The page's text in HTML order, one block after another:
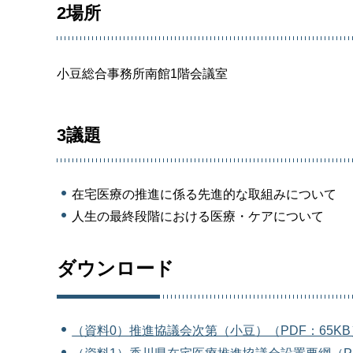
2場所
小豆総合事務所南館1階会議室
3議題
在宅医療の推進に係る先進的な取組みについて
人生の最終段階における医療・ケアについて
ダウンロード
（資料0）推進協議会次第（小豆）（PDF：